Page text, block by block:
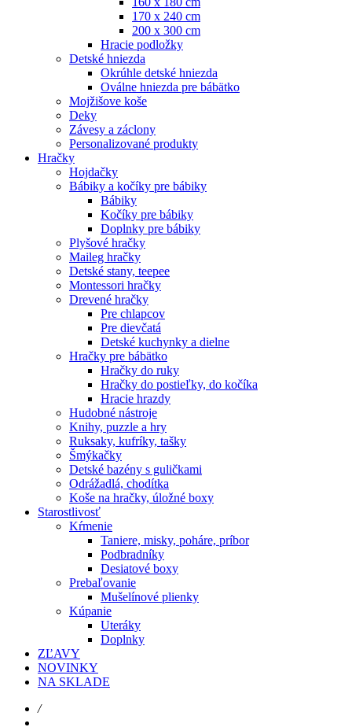
170 x 240 cm
200 x 300 cm
Hracie podložky
Detské hniezda
Okrúhle detské hniezda
Oválne hniezda pre bábätko
Mojžišove koše
Deky
Závesy a záclony
Personalizované produkty
Hračky
Hojdačky
Bábiky a kočíky pre bábiky
Bábiky
Kočíky pre bábiky
Doplnky pre bábiky
Plyšové hračky
Maileg hračky
Detské stany, teepee
Montessori hračky
Drevené hračky
Pre chlapcov
Pre dievčatá
Detské kuchynky a dielne
Hračky pre bábätko
Hračky do ruky
Hračky do postieľky, do kočíka
Hracie hrazdy
Hudobné nástroje
Knihy, puzzle a hry
Ruksaky, kufríky, tašky
Šmýkačky
Detské bazény s guličkami
Odrážadlá, chodítka
Koše na hračky, úložné boxy
Starostlivosť
Kŕmenie
Taniere, misky, poháre, príbor
Podbradníky
Desiatové boxy
Prebaľovanie
Mušelínové plienky
Kúpanie
Uteráky
Doplnky
ZĽAVY
NOVINKY
NA SKLADE
/